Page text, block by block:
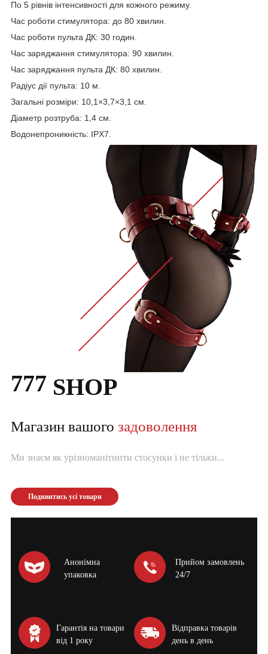
По 5 рівнів інтенсивності для кожного режиму.
Час роботи стимулятора: до 80 хвилин.
Час роботи пульта ДК: 30 годин.
Час заряджання стимулятора: 90 хвилин.
Час заряджання пульта ДК: 80 хвилин.
Радіус дії пульта: 10 м.
Загальні розміри: 10,1×3,7×3,1 см.
Діаметр розтруба: 1,4 см.
Водонепроникність: IPX7.
777 SHOP
Магазин вашого задоволення
Ми знаєм як урізноманітнити стосунки і не тільки...
Подивитись усі товари
Анонімна
упаковка
Прийом замовлень
24/7
Гарантія на товари
від 1 року
Відправка товарів
день в день